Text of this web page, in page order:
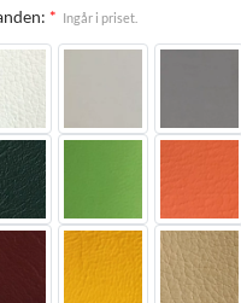
* Ingår i priset.